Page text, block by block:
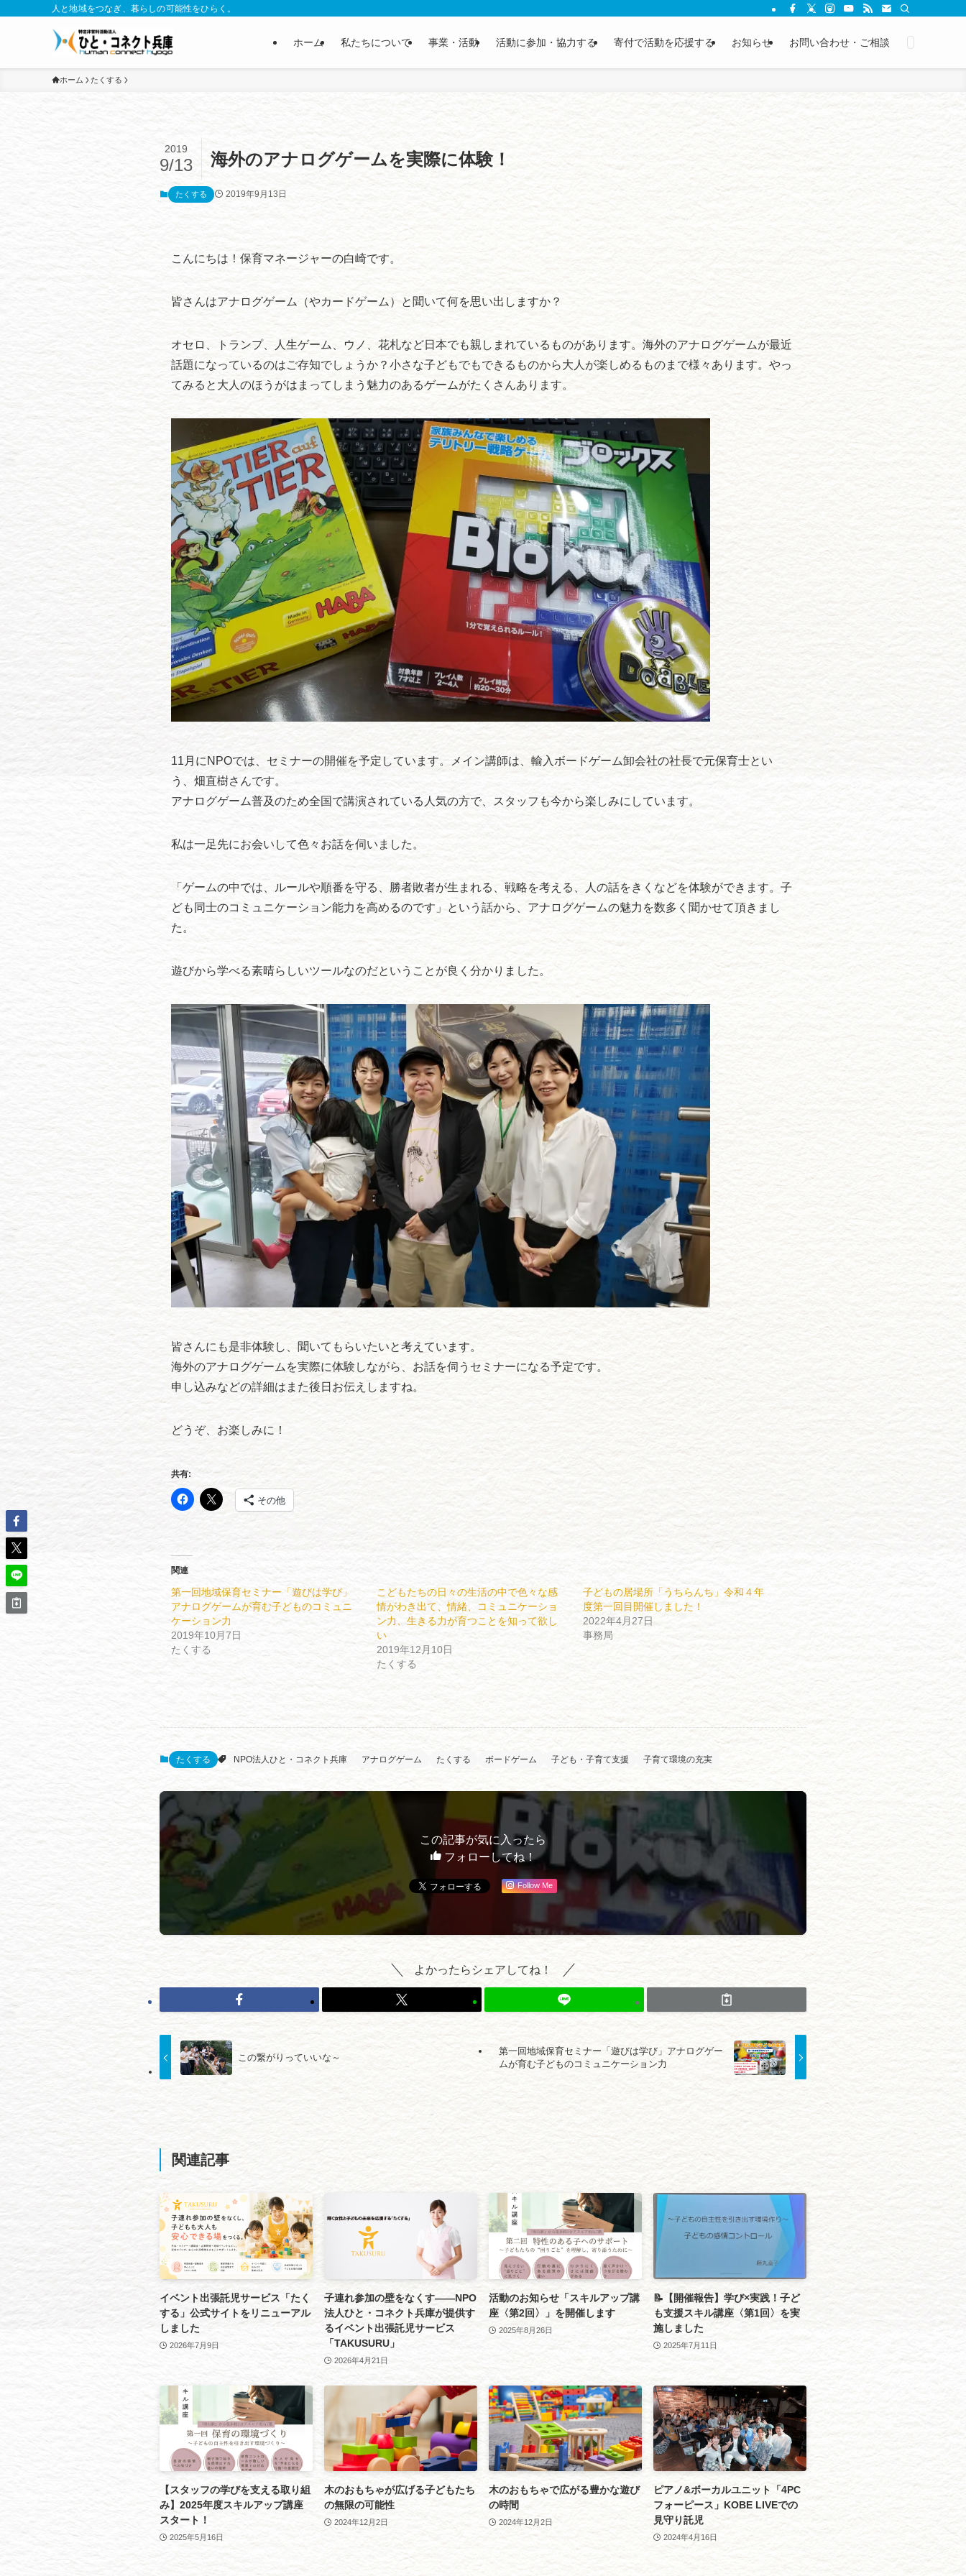
人と地域をつなぎ、暮らしの可能性をひらく。
ホーム 私たちについて 事業・活動 活動に参加・協力する 寄付で活動を応援する お知らせ お問い合わせ・ご相談
ホーム たくする
海外のアナログゲームを実際に体験！
2019
9/13
たくする 2019年9月13日
こんにちは！保育マネージャーの白崎です。
皆さんはアナログゲーム（やカードゲーム）と聞いて何を思い出しますか？
オセロ、トランプ、人生ゲーム、ウノ、花札など日本でも親しまれているものがあります。海外のアナログゲームが最近
話題になっているのはご存知でしょうか？小さな子どもでもできるものから大人が楽しめるものまで様々あります。やっ
てみると大人のほうがはまってしまう魅力のあるゲームがたくさんあります。
11月にNPOでは、セミナーの開催を予定しています。メイン講師は、輸入ボードゲーム卸会社の社長で元保育士とい
う、畑直樹さんです。
アナログゲーム普及のため全国で講演されている人気の方で、スタッフも今から楽しみにしています。
私は一足先にお会いして色々お話を伺いました。
「ゲームの中では、ルールや順番を守る、勝者敗者が生まれる、戦略を考える、人の話をきくなどを体験ができます。子
ども同士のコミュニケーション能力を高めるのです」という話から、アナログゲームの魅力を数多く聞かせて頂きまし
た。
遊びから学べる素晴らしいツールなのだということが良く分かりました。
皆さんにも是非体験し、聞いてもらいたいと考えています。
海外のアナログゲームを実際に体験しながら、お話を伺うセミナーになる予定です。
申し込みなどの詳細はまた後日お伝えしますね。
どうぞ、お楽しみに！
共有:
その他
関連
第一回地域保育セミナー「遊びは学び」
アナログゲームが育む子どものコミュニ
ケーション力
2019年10月7日
たくする
こどもたちの日々の生活の中で色々な感
情がわき出て、情緒、コミュニケーショ
ン力、生きる力が育つことを知って欲し
い
2019年12月10日
たくする
子どもの居場所「うちらんち」令和４年
度第一回目開催しました！
2022年4月27日
事務局
たくする NPO法人ひと・コネクト兵庫 アナログゲーム たくする ボードゲーム 子ども・子育て支援 子育て環境の充実
この記事が気に入ったら
フォローしてね！
Follow Me
よかったらシェアしてね！
この繋がりっていいな～
第一回地域保育セミナー「遊びは学び」アナログゲー
ムが育む子どものコミュニケーション力
関連記事
イベント出張託児サービス「たく
する」公式サイトをリニューアル
しました
2026年7月9日
子連れ参加の壁をなくす——NPO
法人ひと・コネクト兵庫が提供す
るイベント出張託児サービス
「TAKUSURU」
2026年4月21日
活動のお知らせ「スキルアップ講
座〈第2回〉」を開催します
2025年8月26日
📝【開催報告】学び×実践！子ど
も支援スキル講座〈第1回〉を実
施しました
2025年7月11日
【スタッフの学びを支える取り組
み】2025年度スキルアップ講座
スタート！
2025年5月16日
木のおもちゃが広げる子どもたち
の無限の可能性
2024年12月2日
木のおもちゃで広がる豊かな遊び
の時間
2024年12月2日
ピアノ&ボーカルユニット「4PC
フォーピース」KOBE LIVEでの
見守り託児
2024年4月16日